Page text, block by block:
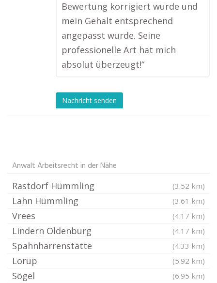
Bewertung korrigiert wurde und
mein Gehalt entsprechend
angepasst wurde. Seine
professionelle Art hat mich
absolut überzeugt!“
Nachricht senden
Anwalt Arbeitsrecht in der Nähe
Rastdorf Hümmling (3.52 km)
Lahn Hümmling (3.61 km)
Vrees (4.17 km)
Lindern Oldenburg (4.17 km)
Spahnharrenstätte (4.33 km)
Lorup (5.92 km)
Sögel (6.95 km)